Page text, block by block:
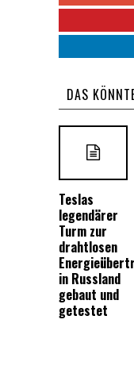
DAS
Teslas
legendärer
Turm zur
drahtlosen
in Russland
gebaut und
getestet